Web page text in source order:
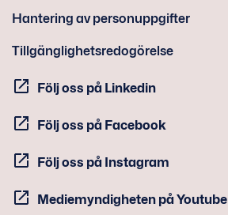
Hantering av personuppgifter
Tillgänglighetsredogörelse
Följ oss på Linkedin
Följ oss på Facebook
Följ oss på Instagram
Mediemyndigheten på Youtube